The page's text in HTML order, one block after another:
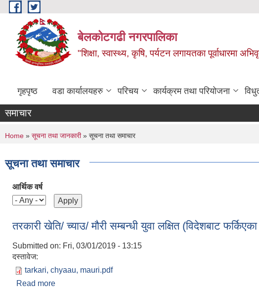
Skip to main content
बेलकोटगढी नगरपालिका
"शिक्षा, स्वास्थ्य, कृषि, पर्यटन लगायतका पूर्वाधारमा
गृहपृष्ठ वडा कार्यालयहरु परिचय कार्यक्रम तथा परियोजना
समाचार
You are here
Home » सूचना तथा जानकारी» सूचना तथा समाचार
सूचना तथा समाचार
आर्थिक वर्ष
तरकारी खेति/ च्याउ/ मौरी सम्बन्धी युवा लक्षित (विदेशबाट
Submitted on: Fri, 03/01/2019 - 13:15
दस्तावेज:
tarkari, chyaau, mauri.pdf
Read more